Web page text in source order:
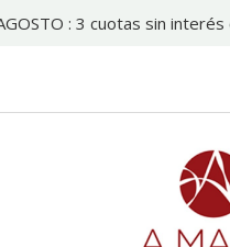
: 3 cuotas sin